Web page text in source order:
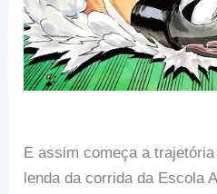
E assim começa a
lenda da corrida da Escola